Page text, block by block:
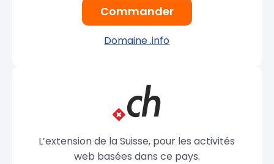
Commander
Domaine .info
L’extension de la Suisse, pour les activités
web basées dans ce pays.